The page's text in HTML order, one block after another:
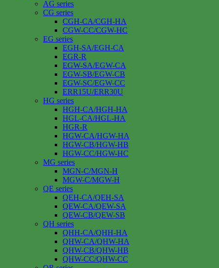
AG series
CG series
CGH-CA/CGH-HA
CGW-CC/CGW-HC
EG series
EGH-SA/EGH-CA
EGR-R
EGW-SA/EGW-CA
EGW-SB/EGW-CB
EGW-SC/EGW-CC
ERR15U/ERR30U
HG series
HGH-CA/HGH-HA
HGL-CA/HGL-HA
HGR-R
HGW-CA/HGW-HA
HGW-CB/HGW-HB
HGW-CC/HGW-HC
MG series
MGN-C/MGN-H
MGW-C/MGW-H
QE series
QEH-CA/QEH-SA
QEW-CA/QEW-SA
QEW-CB/QEW-SB
QH series
QHH-CA/QHH-HA
QHW-CA/QHW-HA
QHW-CB/QHW-HB
QHW-CC/QHW-CC